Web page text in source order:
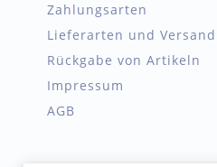
Zahlungsarten
Lieferarten und
Rückgabe von Artikeln
Impressum
AGB